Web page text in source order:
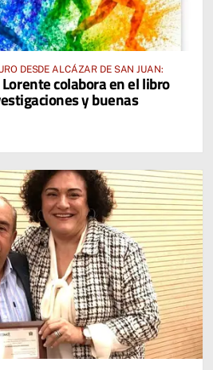
DESDE ALCÁZAR DE SAN JUAN:
colabora en el libro
y buenas